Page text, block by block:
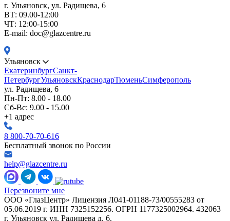
г. Ульяновск, ул. Радищева, 6
ВТ: 09.00-12:00
ЧТ: 12:00-15:00
E-mail: doc@glazcentre.ru
Ульяновск
ЕкатеринбургСанкт-
ПетербургУльяновскКраснодарТюменьСимферополь
ул. Радищева, 6
Пн-Пт: 8.00 - 18.00
Сб-Вс: 9.00 - 15.00
+1 адрес
8 800-70-70-616
Бесплатный звонок по России
help@glazcentre.ru
Перезвоните мне
ООО «ГлазЦентр» Лицензия Л041-01188-73/00555283 от
05.06.2019 г. ИНН 7325152256. ОГРН 1177325002964. 432063
г. Ульяновск ул. Радищева д. 6.